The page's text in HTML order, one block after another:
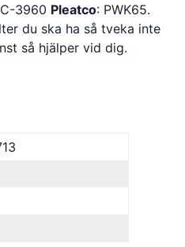
3960 Pleatco: PWK65.
du ska ha så tveka inte
så hjälper vid dig.